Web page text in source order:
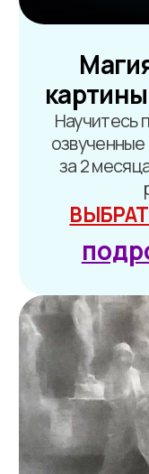
Размер
от
и вашей
Мы
было
Поэтому важно
менеджер
соберет
Хочу